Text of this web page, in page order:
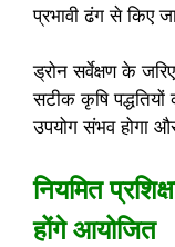
प्रभावी ढंग से किए
ड्रोन सर्वेक्षण के
सटीक कृषि
उपयोग संभव होगा और
नियमित
होंगे आयोजित